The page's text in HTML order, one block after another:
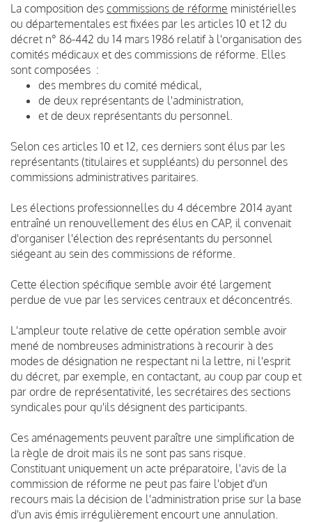
La composition des commissions de réforme ministérielles
ou départementales est fixées par les articles 10 et 12 du
décret n° 86-442 du 14 mars 1986 relatif à l'organisation des
comités médicaux et des commissions de réforme. Elles
sont composées :
des membres du comité médical,
de deux représentants de l'administration,
et de deux représentants du personnel.
Selon ces articles 10 et 12, ces derniers sont élus par les
représentants (titulaires et suppléants) du personnel des
commissions administratives paritaires.
Les élections professionnelles du 4 décembre 2014 ayant
entraîné un renouvellement des élus en CAP, il convenait
d'organiser l'élection des représentants du personnel
siégeant au sein des commissions de réforme.
Cette élection spécifique semble avoir été largement
perdue de vue par les services centraux et déconcentrés.
L'ampleur toute relative de cette opération semble avoir
mené de nombreuses administrations à recourir à des
modes de désignation ne respectant ni la lettre, ni l'esprit
du décret, par exemple, en contactant, au coup par coup et
par ordre de représentativité, les secrétaires des sections
syndicales pour qu'ils désignent des participants.
Ces aménagements peuvent paraître une simplification de
la règle de droit mais ils ne sont pas sans risque.
Constituant uniquement un acte préparatoire, l'avis de la
commission de réforme ne peut pas faire l'objet d'un
recours mais la décision de l'administration prise sur la base
d'un avis émis irrégulièrement encourt une annulation.